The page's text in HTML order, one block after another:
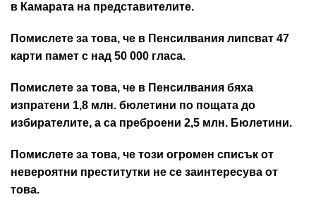
в Камарата на представителите.
Помислете за това, че в Пенсилвания липсват 47
карти памет с над 50 000 гласа.
Помислете за това, че в Пенсилвания бяха
изпратени 1,8 млн. бюлетини по пощата до
избирателите, а са преброени 2,5 млн. Бюлетини.
Помислете за това, че този огромен списък от
невероятни преститутки не се заинтересува от
това.